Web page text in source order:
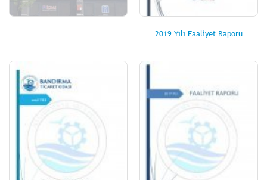
2019 Yılı Faaliyet Raporu